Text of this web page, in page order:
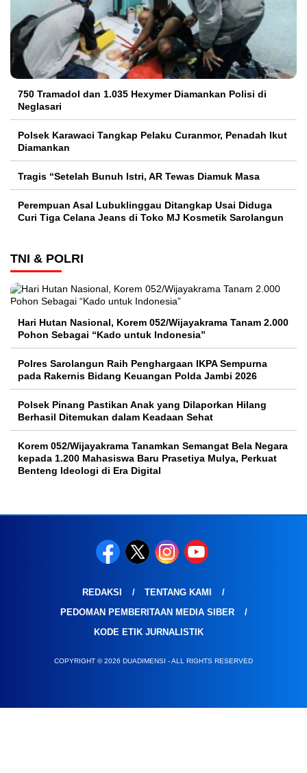
750 Tramadol dan 1.035 Hexymer Diamankan Polisi di
Neglasari
Polsek Karawaci Tangkap Pelaku Curanmor, Penadah Ikut
Diamankan
Tragis “Setelah Bunuh Istri, AR Tewas Diamuk Masa
Perempuan Asal Lubuklinggau Ditangkap Usai Diduga
Curi Tiga Celana Jeans di Toko MJ Kosmetik Sarolangun
TNI & POLRI
Hari Hutan Nasional, Korem 052/Wijayakrama Tanam 2.000
Pohon Sebagai “Kado untuk Indonesia”
Polres Sarolangun Raih Penghargaan IKPA Sempurna
pada Rakernis Bidang Keuangan Polda Jambi 2026
Polsek Pinang Pastikan Anak yang Dilaporkan Hilang
Berhasil Ditemukan dalam Keadaan Sehat
Korem 052/Wijayakrama Tanamkan Semangat Bela Negara
kepada 1.200 Mahasiswa Baru Prasetiya Mulya, Perkuat
Benteng Ideologi di Era Digital
REDAKSI
TENTANG KAMI
PEDOMAN PEMBERITAAN MEDIA SIBER
KODE ETIK JURNALISTIK
COPYRIGHT © 2026 DUADIMENSI - ALL RIGHTS RESERVED